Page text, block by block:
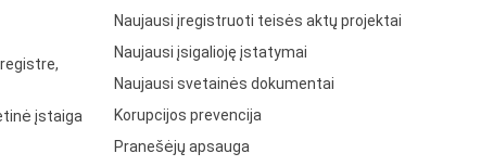
įstaiga
Naujausi įregistruoti teisės aktų projektai
Naujausi įsigalioję įstatymai
Naujausi svetainės dokumentai
Korupcijos prevencija
Pranešėjų apsauga